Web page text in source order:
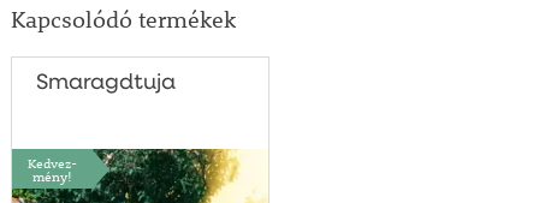
Kapcsolódó termékek
Smaragdtuja
Kedvez-
mény!